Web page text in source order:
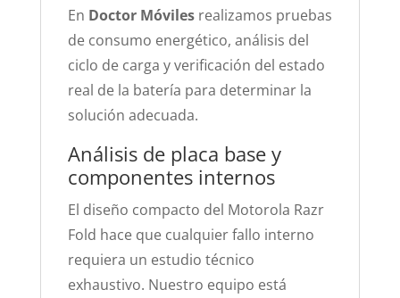
En Doctor Móvilesrealizamos pruebas
de consumo energético, análisis del
ciclo de carga y verificación del estado
real de la batería para determinar la
solución adecuada.
Análisis de placa base y
componentes internos
El diseño compacto del Motorola Razr
Fold hace que cualquier fallo interno
requiera un estudio técnico
exhaustivo. Nuestro equipo está